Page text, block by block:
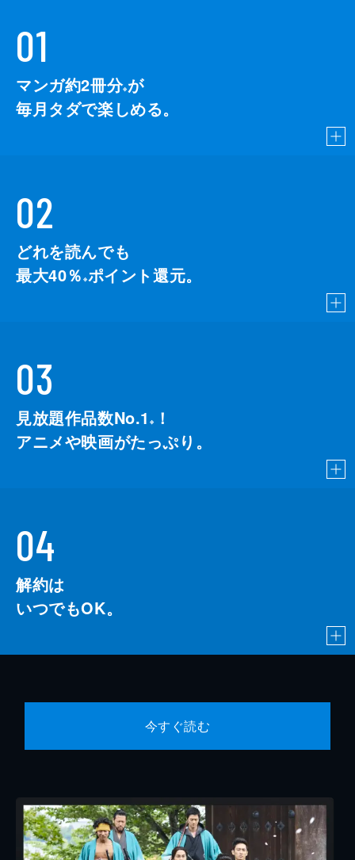
01
マンガ約2冊分※が
毎月タダで楽しめる。
02
どれを読んでも
最大40％ ※ポイント還元。
03
見放題作品数No.1 ※
！
アニメや映画がたっぷり。
04
解約は
いつでもOK。
今すぐ読む